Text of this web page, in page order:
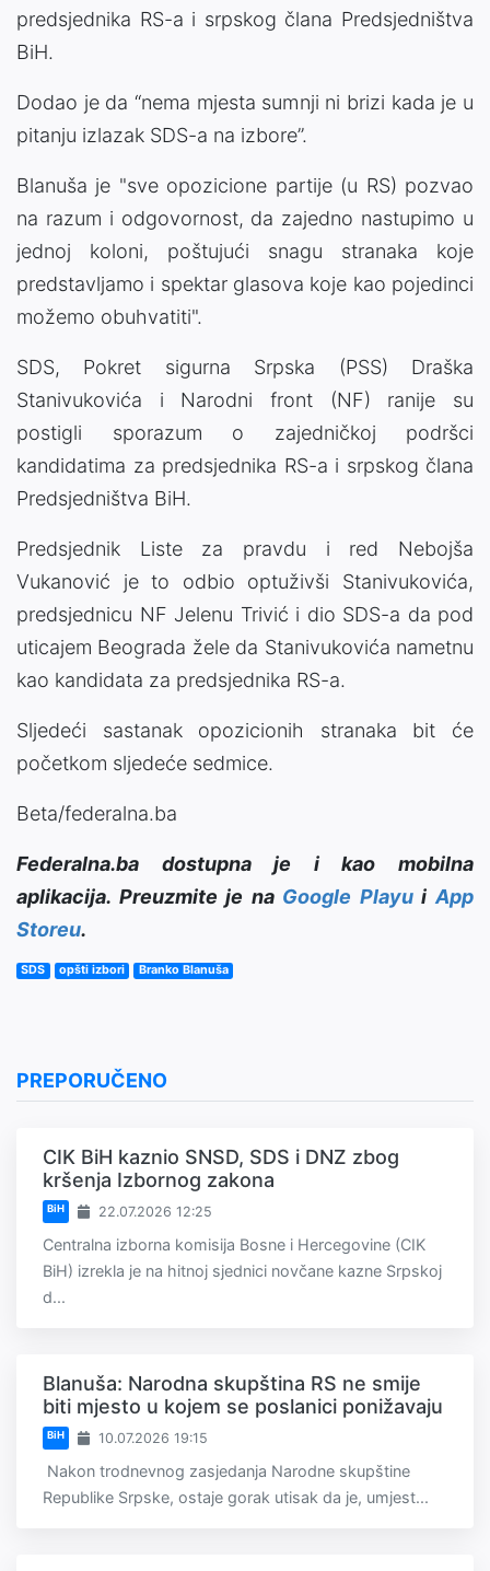
predsjednika RS-a i srpskog člana Predsjedništva
BiH.
Dodao je da “nema mjesta sumnji ni brizi kada je u
pitanju izlazak SDS-a na izbore”.
Blanuša je "sve opozicione partije (u RS) pozvao
na razum i odgovornost, da zajedno nastupimo u
jednoj koloni, poštujući snagu stranaka koje
predstavljamo i spektar glasova koje kao pojedinci
možemo obuhvatiti".
SDS, Pokret sigurna Srpska (PSS) Draška
Stanivukovića i Narodni front (NF) ranije su
postigli sporazum o zajedničkoj podršci
kandidatima za predsjednika RS-a i srpskog člana
Predsjedništva BiH.
Predsjednik Liste za pravdu i red Nebojša
Vukanović je to odbio optuživši Stanivukovića,
predsjednicu NF Jelenu Trivić i dio SDS-a da pod
uticajem Beograda žele da Stanivukovića nametnu
kao kandidata za predsjednika RS-a.
Sljedeći sastanak opozicionih stranaka bit će
početkom sljedeće sedmice.
Beta/federalna.ba
Federalna.ba dostupna je i kao mobilna
aplikacija. Preuzmite je na Google PlayuiApp
Storeu.
SDS opšti izbori Branko Blanuša
PREPORUČENO
CIK BiH kaznio SNSD, SDS i DNZ zbog
kršenja Izbornog zakona
BiH 22.07.2026 12:25
Centralna izborna komisija Bosne i Hercegovine (CIK
BiH) izrekla je na hitnoj sjednici novčane kazne Srpskoj
d...
Blanuša: Narodna skupština RS ne smije
biti mjesto u kojem se poslanici ponižavaju
BiH 10.07.2026 19:15
Nakon trodnevnog zasjedanja Narodne skupštine
Republike Srpske, ostaje gorak utisak da je, umjest...